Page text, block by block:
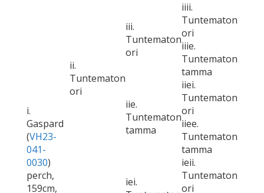
i.
Gaspard
(VH23-
041-
0030)
perch,
159cm,
ii.
Tuntematon
ori
iii.
Tuntematon
ori
iiii.
Tuntematon
ori
iiie.
Tuntematon
tamma
iie.
Tuntematon
tamma
iiei.
Tuntematon
ori
iiee.
Tuntematon
tamma
iei.
ieii.
Tuntematon
ori